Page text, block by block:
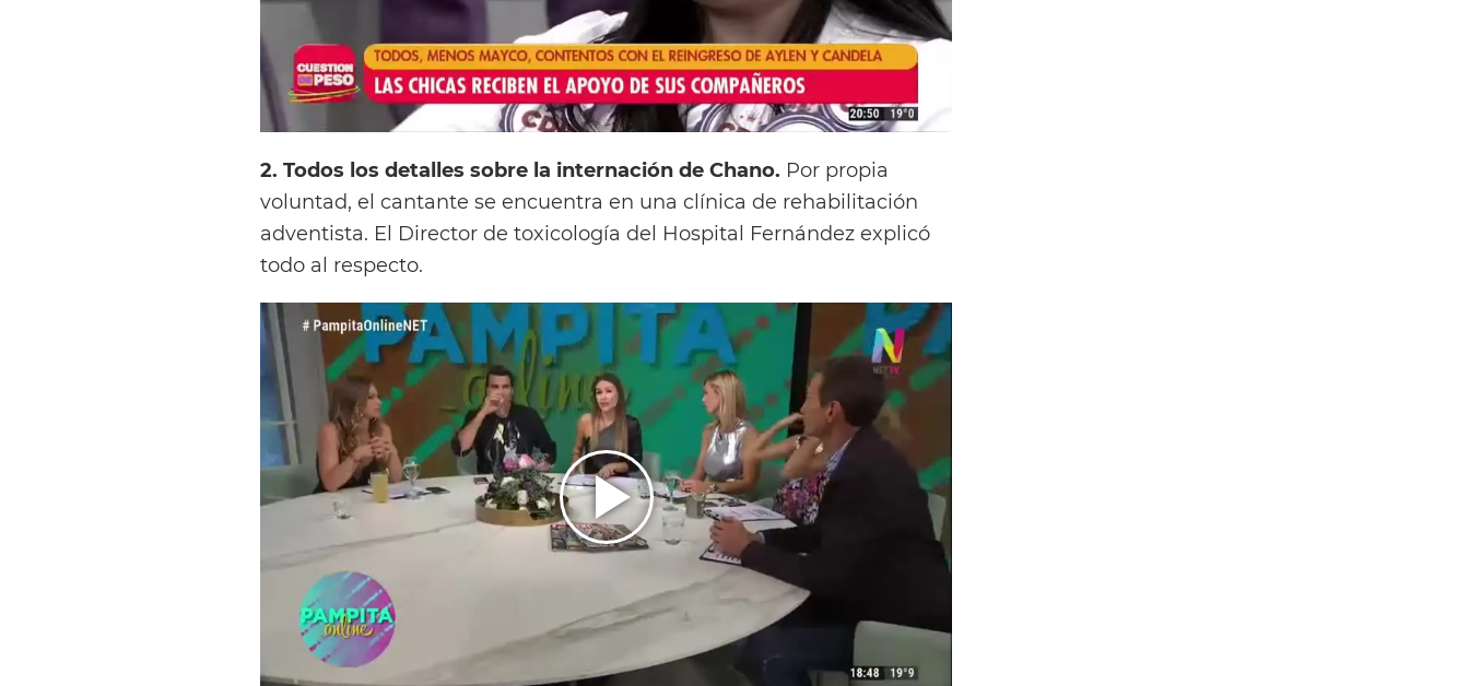
2. Todos los detalles sobre la internación de Chano. Por propia
voluntad, el cantante se encuentra en una clínica de rehabilitación
adventista. El Director de toxicología del Hospital Fernández explicó
todo al respecto.